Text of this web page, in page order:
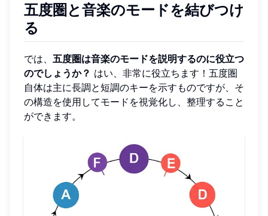
五度圏と音楽のモードを結びつけ
る
では、 五度圏は音楽のモードを説明するのに役立つ
のでしょうか？ はい、非常に役立ちます！五度圏
自体は主に長調と短調のキーを示すものですが、そ
の構造を使用してモードを視覚化し、整理すること
ができます。